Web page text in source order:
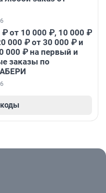
от 10 000 ₽, 10 000 ₽
000 ₽ от 30 000 ₽ и
000 ₽ на первый и
заказы по